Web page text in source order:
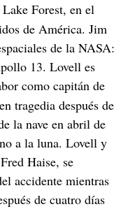
Forest, en el
de América. Jim
de la NASA:
13. Lovell es
como capitán de
tragedia después de
la nave en abril de
a la luna. Lovell y
Haise, se
accidente mientras
de cuatro días